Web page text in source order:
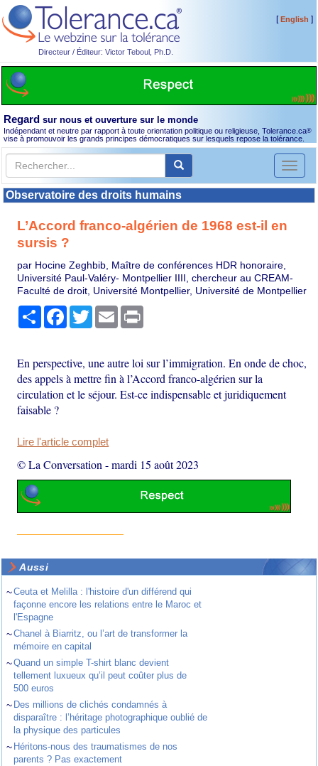
Directeur / Éditeur: Victor Teboul, Ph.D.
[English ]
Regard sur nous et ouverture sur le monde
Indépendant et neutre par rapport à toute orientation politique ou religieuse, Tolerance.ca®
vise à promouvoir les grands principes démocratiques sur lesquels repose la tolérance.
Toggle
Observatoire des droits humains
L’Accord franco-algérien de 1968 est-il en
sursis ?
par Hocine Zeghbib, Maître de conférences HDR honoraire,
Université Paul-Valéry- Montpellier IIII, chercheur au CREAM-
Faculté de droit, Université Montpellier, Université de Montpellier
PartagerFacebook
TwitterEmail
En perspective, une autre loi sur l’immigration. En onde de choc,
des appels à mettre fin à l’Accord franco-algérien sur la
circulation et le séjour. Est-ce indispensable et juridiquement
faisable ?
Lire l'article complet
© La Conversation -mardi 15 août 2023
Aussi
~Ceuta et Melilla : l'histoire d'un différend qui
façonne encore les relations entre le Maroc et
l'Espagne
~Chanel à Biarritz, ou l’art de transformer la
mémoire en capital
~Quand un simple T-shirt blanc devient
tellement luxueux qu’il peut coûter plus de
500 euros
~ Des millions de clichés condamnés à
disparaître : l’héritage photographique oublié de
la physique des particules
~ Héritons-nous des traumatismes de nos
parents ? Pas exactement